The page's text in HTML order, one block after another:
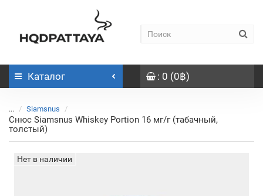
Каталог : 0 (0฿)
... Siamsnus
Снюс Siamsnus Whiskey Portion 16 мг/г (табачный,
толстый)
Нет в наличии